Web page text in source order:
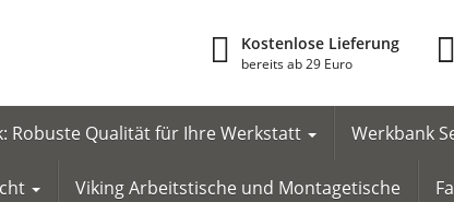
Kostenlose Lieferung
bereits ab 29 Euro
Robuste Qualität für Ihre Werkstatt Werkbank
Viking Arbeitstische und Montagetische